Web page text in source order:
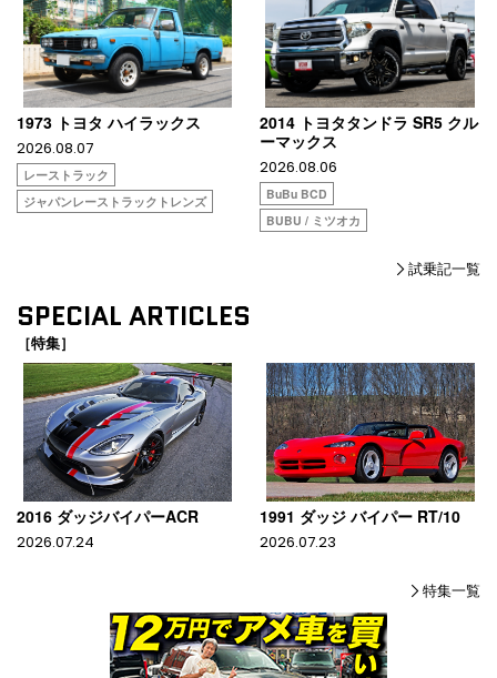
1973 トヨタ ハイラックス
2026.08.07
レーストラック
ジャパンレーストラックトレンズ
2014 トヨタタンドラ SR5 クル
ーマックス
2026.08.06
BuBu BCD
BUBU / ミツオカ
試乗記一覧
SPECIAL ARTICLES
［特集］
2016 ダッジバイパーACR
2026.07.24
1991 ダッジ バイパー RT/10
2026.07.23
特集一覧